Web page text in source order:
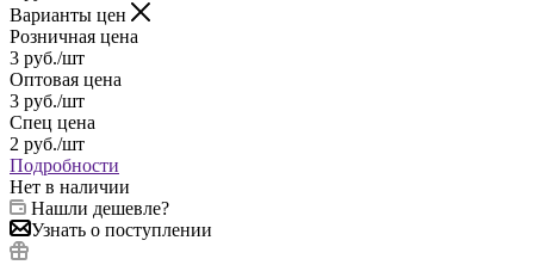
Варианты цен
Розничная цена
3 руб./шт
Оптовая цена
3 руб./шт
Спец цена
2 руб./шт
Подробности
Нет в наличии
Нашли дешевле?
Узнать о поступлении